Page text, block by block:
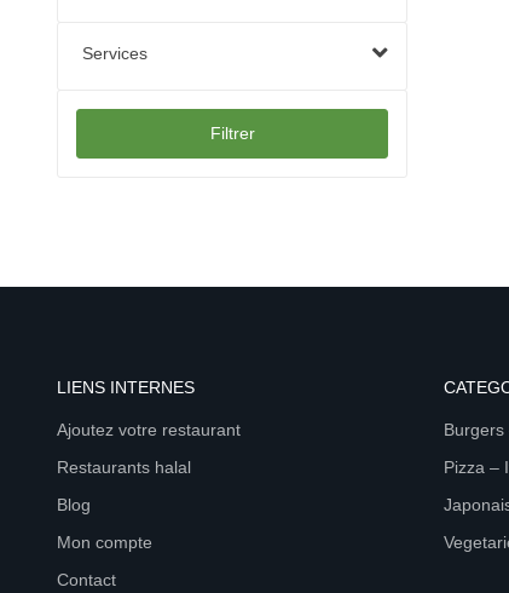
Services
Filtrer
LIENS INTERNES
Ajoutez votre restaurant
Restaurants halal
Blog
Mon compte
Contact
Burgers
Pizza –